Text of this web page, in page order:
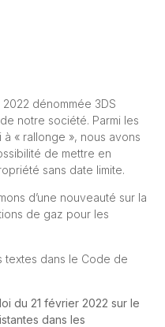
dénommée 3DS
notre société. Parmi les
« rallonge », nous avons
de mettre en
sans date limite.
d’une nouveauté sur la
de gaz pour les
textes dans le Code de
du 21 février 2022 sur le
dans les